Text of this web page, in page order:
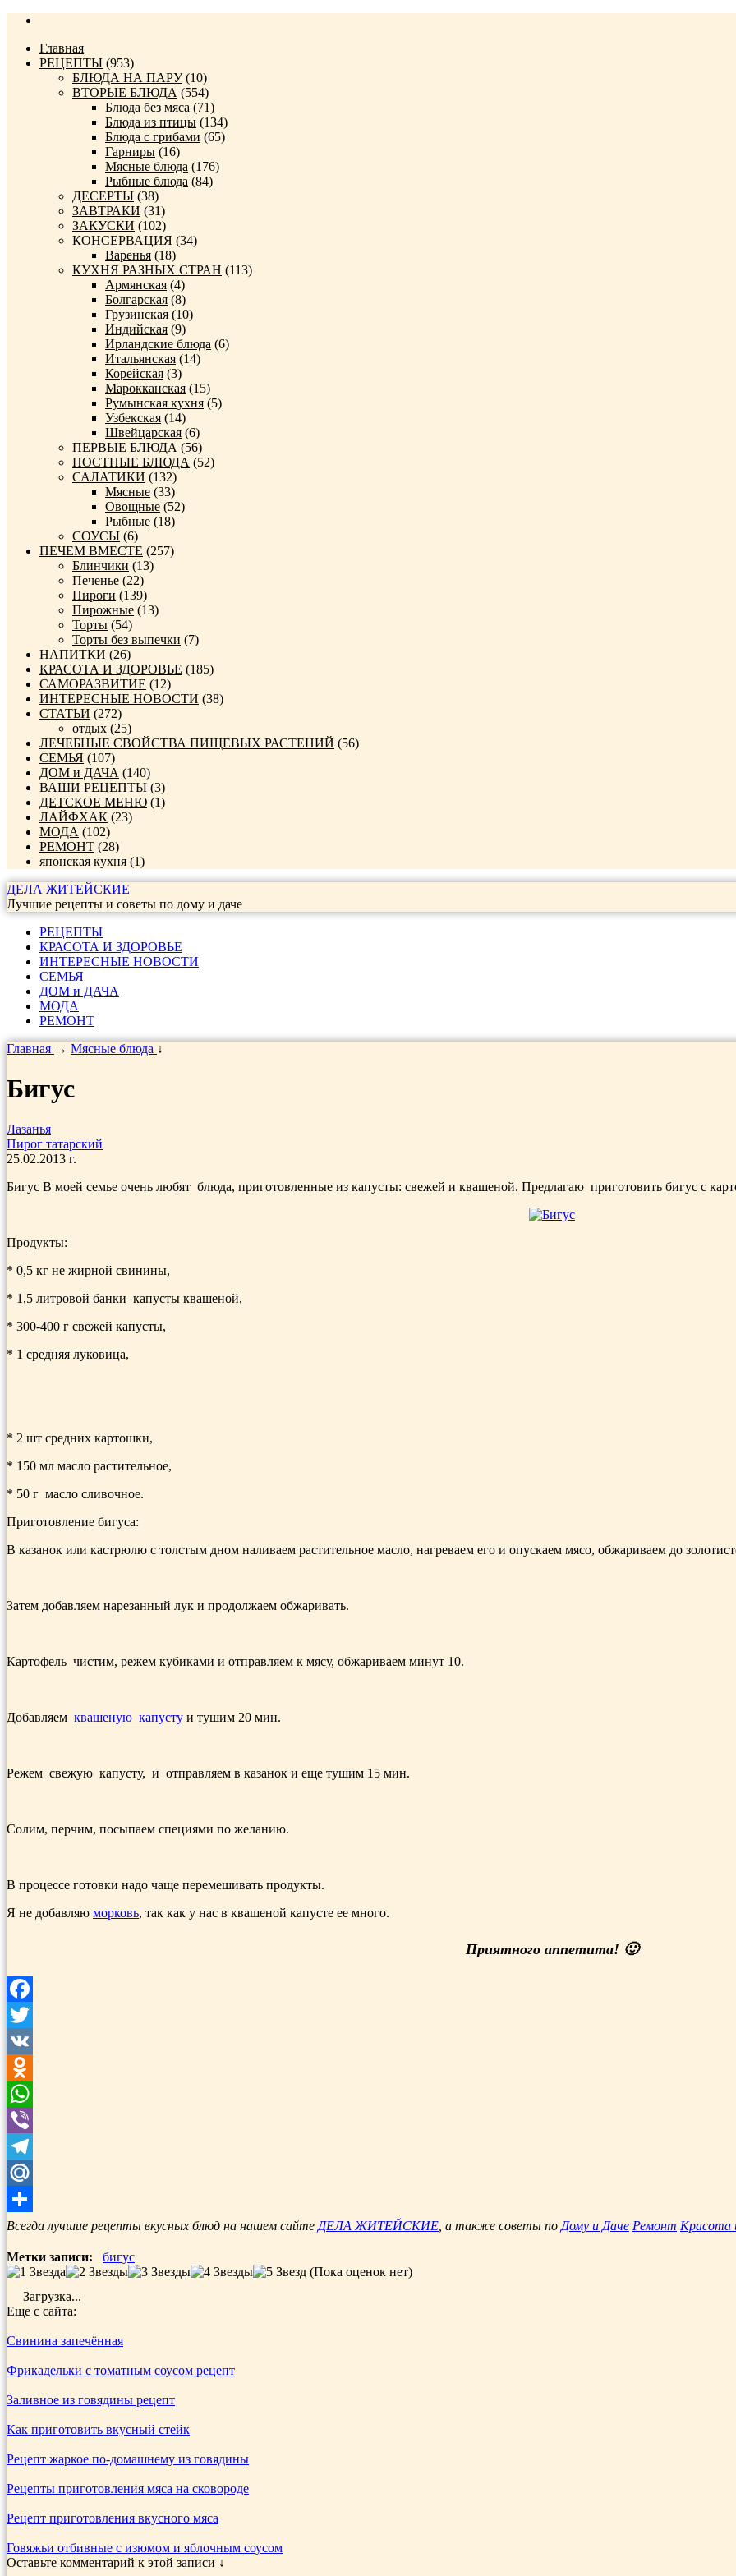
Главная
РЕЦЕПТЫ (953)
БЛЮДА НА ПАРУ(10)
ВТОРЫЕ БЛЮДА (554)
Блюда без мяса (71)
Блюда из птицы (134)
Блюда с грибами (65)
Гарниры (16)
Мясные блюда (176)
Рыбные блюда (84)
ДЕСЕРТЫ (38)
ЗАВТРАКИ (31)
ЗАКУСКИ (102)
КОНСЕРВАЦИЯ (34)
Варенья (18)
КУХНЯ РАЗНЫХ СТРАН (113)
Армянская (4)
Болгарская (8)
Грузинская (10)
Индийская (9)
Ирландские блюда (6)
Итальянская (14)
Корейская (3)
Марокканская (15)
Румынская кухня (5)
Узбекская (14)
Швейцарская (6)
ПЕРВЫЕ БЛЮДА (56)
ПОСТНЫЕ БЛЮДА (52)
САЛАТИКИ (132)
Мясные (33)
Овощные (52)
Рыбные (18)
СОУСЫ (6)
ПЕЧЕМ ВМЕСТЕ (257)
Блинчики (13)
Печенье (22)
Пироги (139)
Пирожные (13)
Торты (54)
Торты без выпечки (7)
НАПИТКИ (26)
КРАСОТА И ЗДОРОВЬЕ (185)
САМОРАЗВИТИЕ (12)
ИНТЕРЕСНЫЕ НОВОСТИ (38)
СТАТЬИ (272)
отдых (25)
ЛЕЧЕБНЫЕ СВОЙСТВА ПИЩЕВЫХ РАСТЕНИЙ (56)
СЕМЬЯ (107)
ДОМ и ДАЧА (140)
ВАШИ РЕЦЕПТЫ (3)
ДЕТСКОЕ МЕНЮ (1)
ЛАЙФХАК (23)
МОДА (102)
РЕМОНТ (28)
японская кухня (1)
ДЕЛА ЖИТЕЙСКИЕ
Лучшие рецепты и советы по дому и даче
РЕЦЕПТЫ
КРАСОТА И ЗДОРОВЬЕ
ИНТЕРЕСНЫЕ НОВОСТИ
СЕМЬЯ
ДОМ и ДАЧА
МОДА
РЕМОНТ
Главная → Мясные блюда ↓
Бигус
Лазанья
Пирог татарский
25.02.2013 г.
Бигус В моей семье очень любят блюда, приготовленные из капусты: свежей и квашеной. Предлагаю приготовить бигус с
Продукты:
* 0,5 кг не жирной свинины,
* 1,5 литровой банки капусты квашеной,
* 300-400 г свежей капусты,
* 1 средняя луковица,
* 2 шт средних картошки,
* 150 мл масло растительное,
* 50 г масло сливочное.
Приготовление бигуса:
В казанок или кастрюлю с толстым дном наливаем растительное масло, нагреваем его и опускаем мясо, обжариваем до
Затем добавляем нарезанный лук и продолжаем обжаривать.
Картофель чистим, режем кубиками и отправляем к мясу, обжариваем минут 10.
Добавляем квашеную капусту и тушим 20 мин.
Режем свежую капусту, и отправляем в казанок и еще тушим 15 мин.
Солим, перчим, посыпаем специями по желанию.
В процессе готовки надо чаще перемешивать продукты.
Я не добавляю морковь, так как у нас в квашеной капусте ее много.
Приятного аппетита! 🙂
Facebook
Twitter
VK
Odnoklassniki
WhatsApp
Viber
Telegram
Mail.Ru
Отправить
Всегда лучшие рецепты вкусных блюд на нашем сайте ДЕЛА ЖИТЕЙСКИЕ , а также советы по Дому и Даче Ремонт Красота
Метки записи:
бигус
(Пока оценок нет)
Загрузка...
Еще с сайта:
Свинина запечённая
Фрикадельки с томатным соусом рецепт
Заливное из говядины рецепт
Как приготовить вкусный стейк
Рецепт жаркое по-домашнему из говядины
Рецепты приготовления мяса на сковороде
Рецепт приготовления вкусного мяса
Говяжьи отбивные с изюмом и яблочным соусом
Оставьте комментарий к этой записи ↓